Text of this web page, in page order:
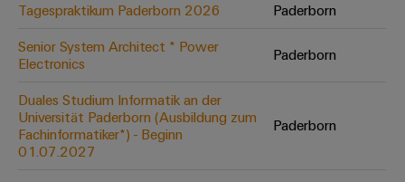
bestückte
Gehäuse
Kabelkonfektionierung
Tagespraktikum Paderborn 2026
Paderborn
Senior System Architect * Power
Electronics
Paderborn
Duales Studium Informatik an der
Universität Paderborn (Ausbildung zum
Fachinformatiker*) - Beginn
01.07.2027
Paderborn